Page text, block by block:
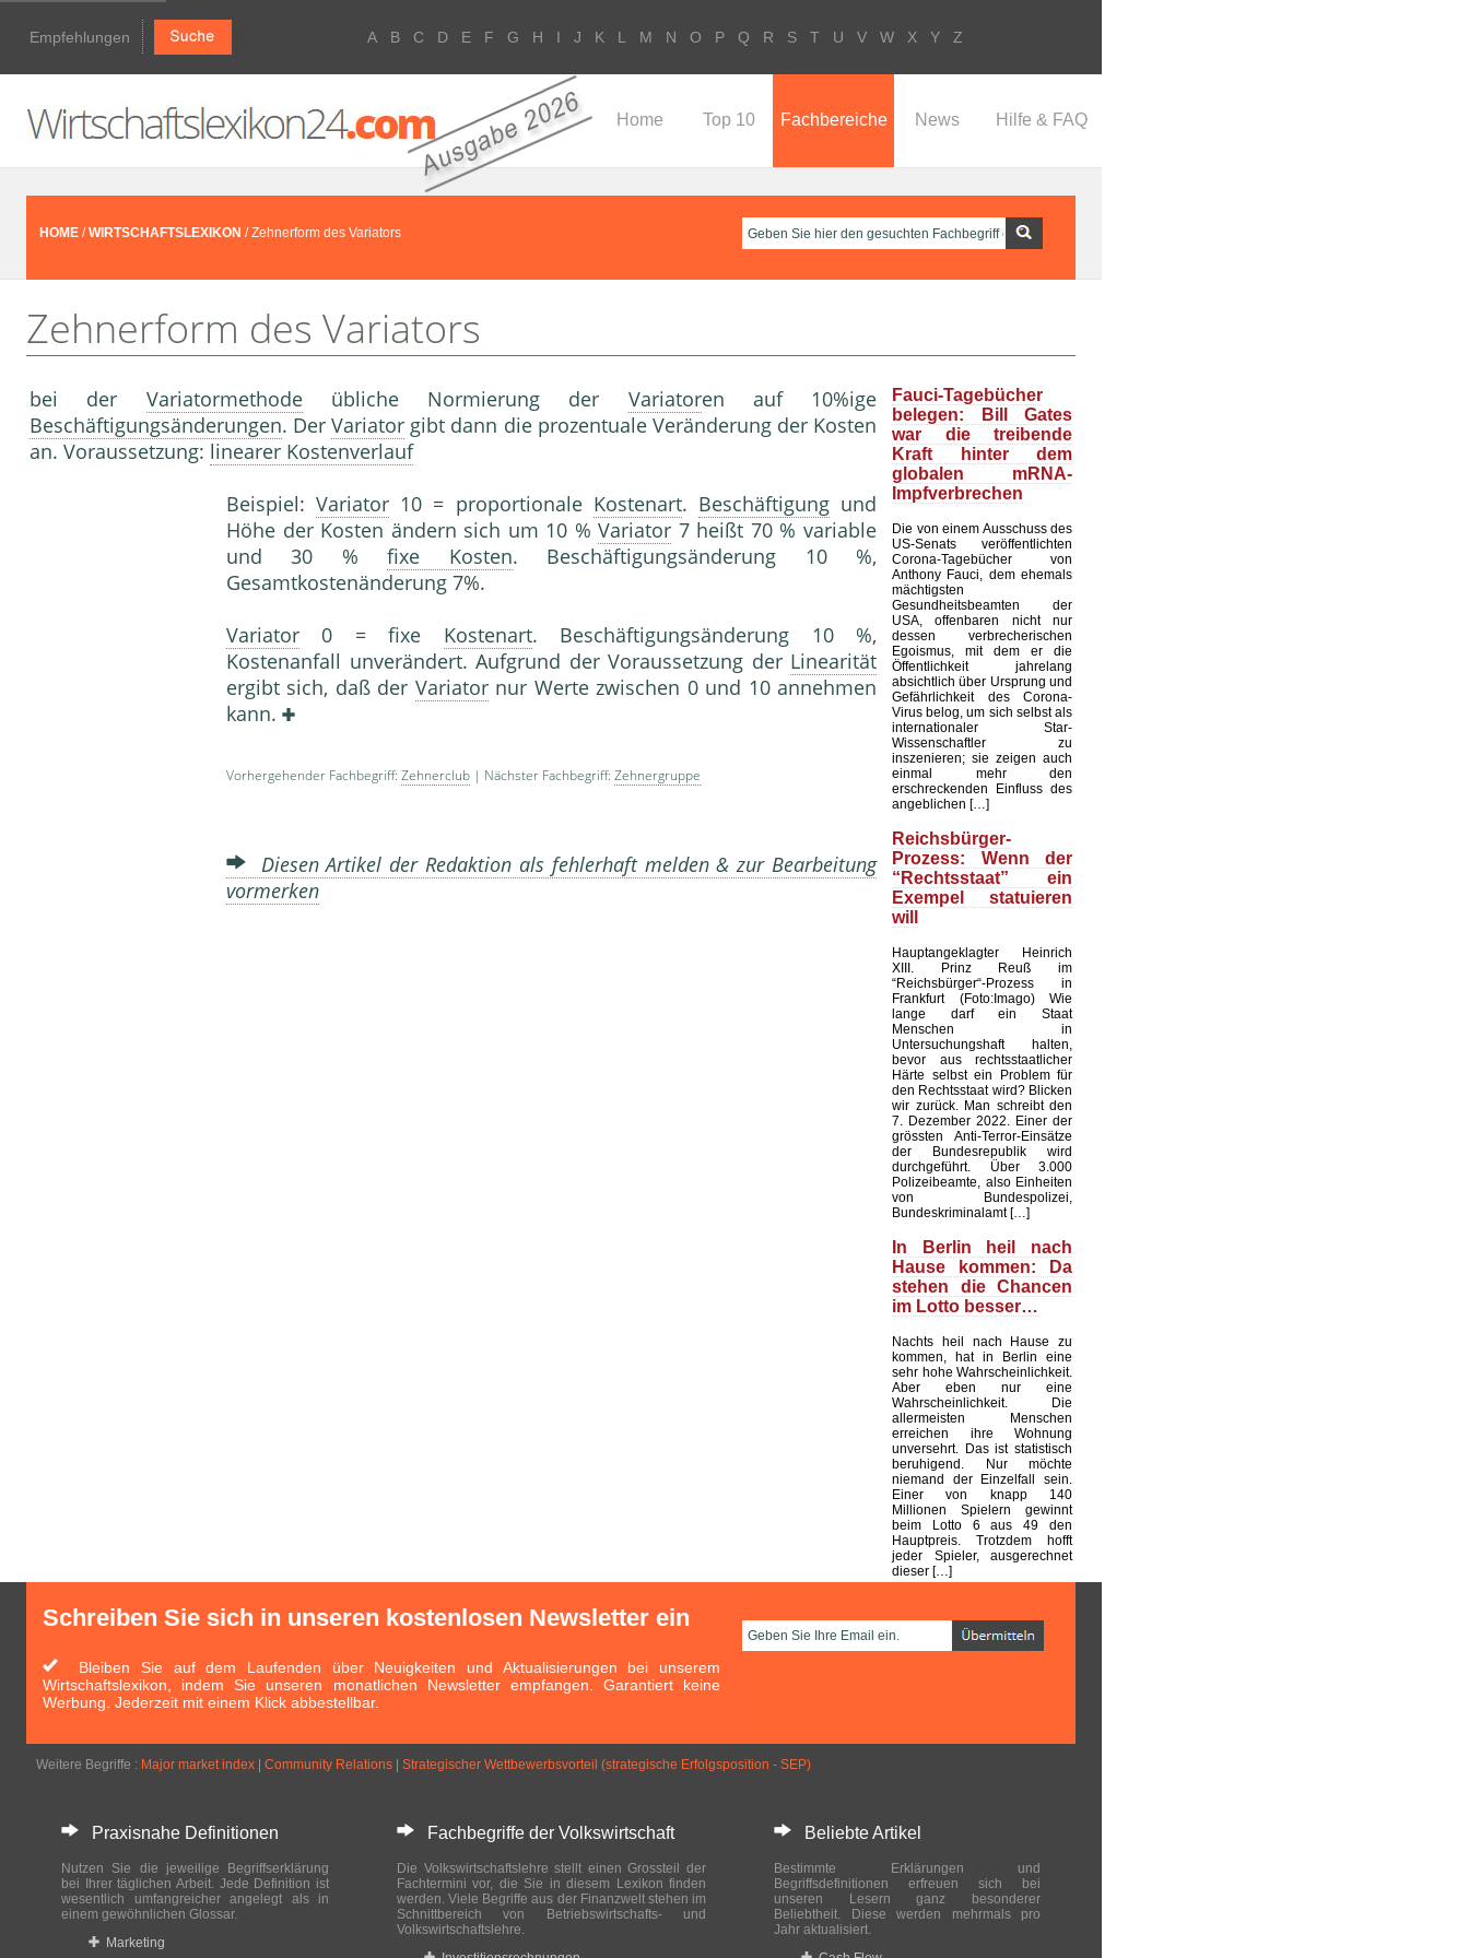
Empfehlungen A B C D E F G H I J K L M N O P Q R S T U V W X Y Z
Home Top 10 Fachbereiche News Hilfe & FAQ
HOME /WIRTSCHAFTSLEXIKON / Zehnerform des Variators
Zehnerform des Variators
bei der Variatormethodeübliche Normierung der Variatoren auf 10%ige
Beschäftigungsänderungen. DerVariator gibt dann die prozentuale Veränderung der Kosten
an. Voraussetzung: linearer Kostenverlauf
Beispiel:Variator 10 = proportionale Kostenart. Beschäftigungund
Höhe der Kosten ändern sich um 10 %Variator 7 heißt 70 % variable
und 30 %fixe Kosten. Beschäftigungsänderung 10 %,
Gesamtkostenänderung 7%.
Variator 0 = fixe Kostenart. Beschäftigungsänderung 10 %,
Kostenanfall unverändert. Aufgrund der Voraussetzung der Linearität
ergibt sich, daß der Variatornur Werte zwischen 0 und 10 annehmen
kann.
Vorhergehender Fachbegriff: Zehnerclub | Nächster Fachbegriff: Zehnergruppe
Diesen Artikel der Redaktion als fehlerhaft melden & zur Bearbeitung
vormerken
Fauci-Tagebücher
belegen: Bill Gates
war die treibende
Kraft hinter dem
globalen mRNA-
Impfverbrechen
Die von einem Ausschuss des
US-Senats veröffentlichten
Corona-Tagebücher von
Anthony Fauci, dem ehemals
mächtigsten
Gesundheitsbeamten der
USA, offenbaren nicht nur
dessen verbrecherischen
Egoismus, mit dem er die
Öffentlichkeit jahrelang
absichtlich über Ursprung und
Gefährlichkeit des Corona-
Virus belog, um sich selbst als
internationaler Star-
Wissenschaftler zu
inszenieren; sie zeigen auch
einmal mehr den
erschreckenden Einfluss des
angeblichen […]
Reichsbürger-
Prozess: Wenn der
“Rechtsstaat” ein
Exempel statuieren
will
Hauptangeklagter Heinrich
XIII. Prinz Reuß im
“Reichsbürger“-Prozess in
Frankfurt (Foto:Imago) Wie
lange darf ein Staat
Menschen in
Untersuchungshaft halten,
bevor aus rechtsstaatlicher
Härte selbst ein Problem für
den Rechtsstaat wird? Blicken
wir zurück. Man schreibt den
7. Dezember 2022. Einer der
grössten Anti-Terror-Einsätze
der Bundesrepublik wird
durchgeführt. Über 3.000
Polizeibeamte, also Einheiten
von Bundespolizei,
Bundeskriminalamt […]
In Berlin heil nach
Hause kommen: Da
stehen die Chancen
im Lotto besser…
Nachts heil nach Hause zu
kommen, hat in Berlin eine
sehr hohe Wahrscheinlichkeit.
Aber eben nur eine
Wahrscheinlichkeit. Die
allermeisten Menschen
erreichen ihre Wohnung
unversehrt. Das ist statistisch
beruhigend. Nur möchte
niemand der Einzelfall sein.
Einer von knapp 140
Millionen Spielern gewinnt
beim Lotto 6 aus 49 den
Hauptpreis. Trotzdem hofft
jeder Spieler, ausgerechnet
dieser […]
Schreiben Sie sich in unseren kostenlosen Newsletter ein
Bleiben Sie auf dem Laufenden über Neuigkeiten und Aktualisierungen bei unserem
Wirtschaftslexikon, indem Sie unseren monatlichen Newsletter empfangen. Garantiert keine
Werbung. Jederzeit mit einem Klick abbestellbar.
Weitere Begriffe : Major market index Community Relations Strategischer Wettbewerbsvorteil (strate­gische Erfolgsposition - SEP)
Praxisnahe Definitionen
Nutzen Sie die jeweilige Begriffserklärung
bei Ihrer täglichen Arbeit. Jede Definition ist
wesentlich umfangreicher angelegt als in
einem gewöhnlichen Glossar.
Marketing
Fachbegriffe der Volkswirtschaft
Die Volkswirtschaftslehre stellt einen Grossteil der
Fachtermini vor, die Sie in diesem Lexikon finden
werden. Viele Begriffe aus der Finanzwelt stehen im
Schnittbereich von Betriebswirtschafts- und
Volkswirtschaftslehre.
Beliebte Artikel
Bestimmte Erklärungen und
Begriffsdefinitionen erfreuen sich bei
unseren Lesern ganz besonderer
Beliebtheit. Diese werden mehrmals pro
Jahr aktualisiert.